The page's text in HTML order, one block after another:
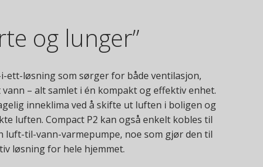
og lunger”
ett-løsning som sørger for både ventilasjon,
– alt samlet i én kompakt og effektiv enhet.
inneklima ved å skifte ut luften i boligen og
luften. Compact P2 kan også enkelt kobles til
luft-til-vann-varmepumpe, noe som gjør den til
løsning for hele hjemmet.